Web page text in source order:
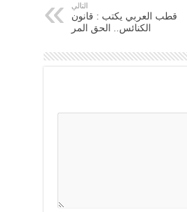
التالي
قطب العربي يكتب : قانون
الكنائس.. الحق المر